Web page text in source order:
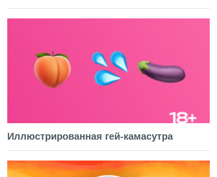
Иллюстрированная гей-камасутра